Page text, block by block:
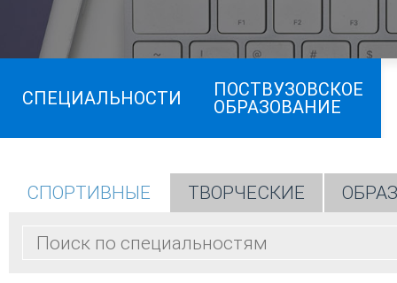
СПЕЦИАЛЬНОСТИ
ПОСТВУЗОВСКОЕ
ОБРАЗОВАНИЕ
СПОРТИВНЫЕ ТВОРЧЕСКИЕ